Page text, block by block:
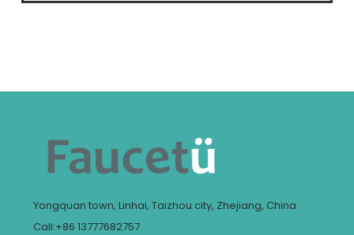
Yongquan town, Linhai, Taizhou city, Zhejiang, China
Call:+86 13777682757